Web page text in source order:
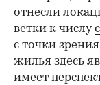
отнесли
ветки к числу
с точки
жилья здесь
имеет